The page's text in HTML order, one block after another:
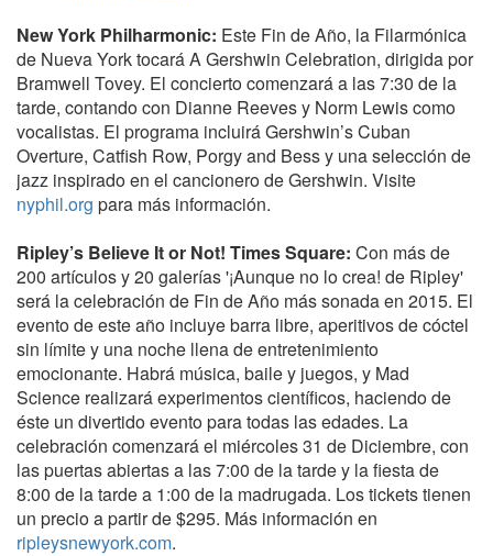
New York Philharmonic: Este Fin de Año, la Filarmónica
de Nueva York tocará A Gershwin Celebration, dirigida por
Bramwell Tovey. El concierto comenzará a las 7:30 de la
tarde, contando con Dianne Reeves y Norm Lewis como
vocalistas. El programa incluirá Gershwin’s Cuban
Overture, Catfish Row, Porgy and Bess y una selección de
jazz inspirado en el cancionero de Gershwin. Visite
nyphil.org para más información.
Ripley’s Believe It or Not! Times Square: Con más de
200 artículos y 20 galerías '¡Aunque no lo crea! de Ripley'
será la celebración de Fin de Año más sonada en 2015. El
evento de este año incluye barra libre, aperitivos de cóctel
sin límite y una noche llena de entretenimiento
emocionante. Habrá música, baile y juegos, y Mad
Science realizará experimentos científicos, haciendo de
éste un divertido evento para todas las edades. La
celebración comenzará el miércoles 31 de Diciembre, con
las puertas abiertas a las 7:00 de la tarde y la fiesta de
8:00 de la tarde a 1:00 de la madrugada. Los tickets tienen
un precio a partir de $295. Más información en
ripleysnewyork.com.